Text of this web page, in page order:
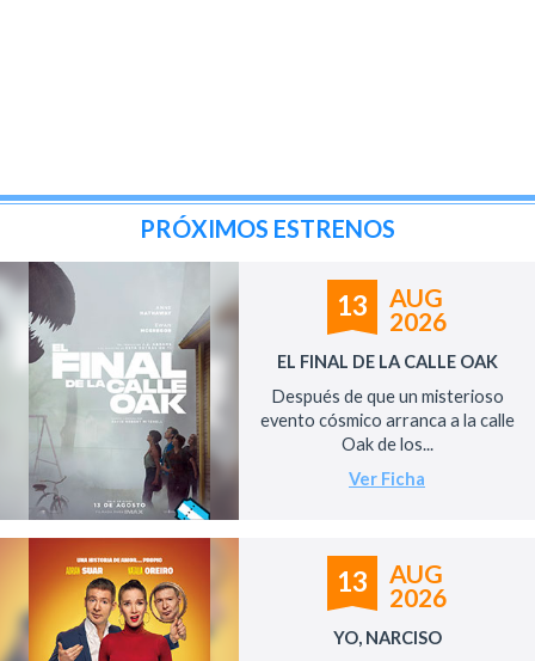
PRÓXIMOS ESTRENOS
13
AUG
2026
EL FINAL DE LA CALLE OAK
Después de que un misterioso
evento cósmico arranca a la calle
Oak de los...
Ver Ficha
13
AUG
2026
YO, NARCISO